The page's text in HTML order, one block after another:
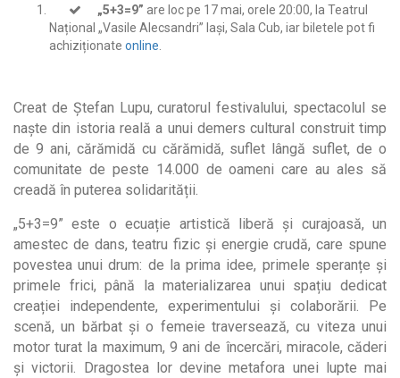
„5+3=9” are loc pe 17 mai, orele 20:00, la Teatrul
Național „Vasile Alecsandri” Iași, Sala Cub, iar biletele pot fi
achiziționate online
Creat de Ștefan Lupu, curatorul festivalului, spectacolul se
naște din istoria reală a unui demers cultural construit timp
de 9 ani, cărămidă cu cărămidă, suflet lângă suflet, de o
comunitate de peste 14.000 de oameni care au ales să
creadă în puterea solidarității.
„5+3=9” este o ecuație artistică liberă și curajoasă, un
amestec de dans, teatru fizic și energie crudă, care spune
povestea unui drum: de la prima idee, primele speranțe și
primele frici, până la materializarea unui spațiu dedicat
creației independente, experimentului și colaborării. Pe
scenă, un bărbat și o femeie traversează, cu viteza unui
motor turat la maximum, 9 ani de încercări, miracole, căderi
și victorii. Dragostea lor devine metafora unei lupte mai